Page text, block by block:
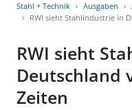
Stahl + Technik Ausgaben
RWI sieht Stahlindustrie in
RWI sieht
Deutschland
Zeiten